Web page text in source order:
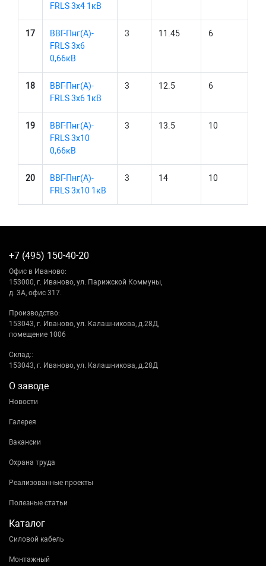
FRLS 3х4 1кВ
17
ВВГ-Пнг(А)-
FRLS 3х6
0,66кВ
3 11.45 6
18
ВВГ-Пнг(А)-
FRLS 3х6 1кВ
3 12.5 6
19
ВВГ-Пнг(А)-
FRLS 3х10
0,66кВ
3 13.5 10
20
ВВГ-Пнг(А)-
FRLS 3х10 1кВ
3 14 10
+7 (495) 150-40-20
Офис в Иваново:
153000, г. Иваново, ул. Парижской Коммуны,
д. 3А, офис 317.
Производство:
153043, г. Иваново, ул. Калашникова, д.28Д,
помещение 1006
Склад::
153043, г. Иваново, ул. Калашникова, д.28Д
О заводе
Новости
Галерея
Вакансии
Охрана труда
Реализованные проекты
Полезные статьи
Каталог
Силовой кабель
Монтажный